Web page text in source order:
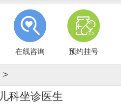
在线咨询 预约挂号
>
科坐诊医生